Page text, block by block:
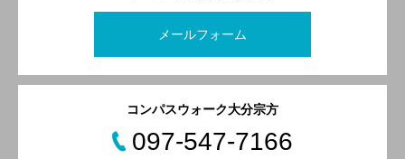
メールフォーム
コンパスウォーク大分宗方
097-547-7166